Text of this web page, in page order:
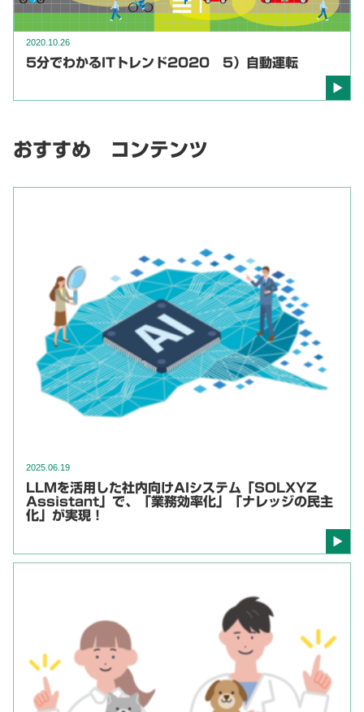
2020.10.26
5分でわかるITトレンド2020 5）自動運転
おすすめ コンテンツ
2025.06.19
LLMを活用した社内向けAIシステム「SOLXYZ
Assistant」で、「業務効率化」「ナレッジの民主
化」が実現！